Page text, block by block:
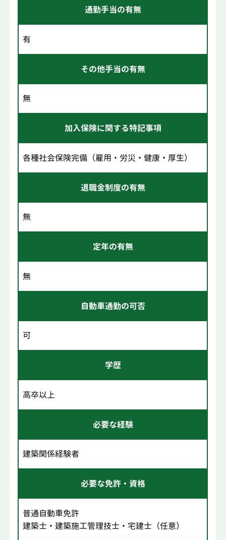
通勤手当の有無
有
その他手当の有無
無
加入保険に関する特記事項
各種社会保険完備（雇用・労災・健康・厚生）
退職金制度の有無
無
定年の有無
無
自動車通勤の可否
可
学歴
高卒以上
必要な経験
建築関係経験者
必要な免許・資格
普通自動車免許
建築士・建築施工管理技士・宅建士（任意）